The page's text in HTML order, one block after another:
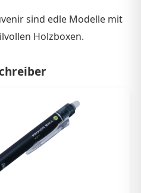
sind edle Modelle mit
Holzboxen.